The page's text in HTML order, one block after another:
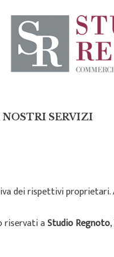
NOSTRI SERVIZI
dei rispettivi
riservati aStudio Regnoto,